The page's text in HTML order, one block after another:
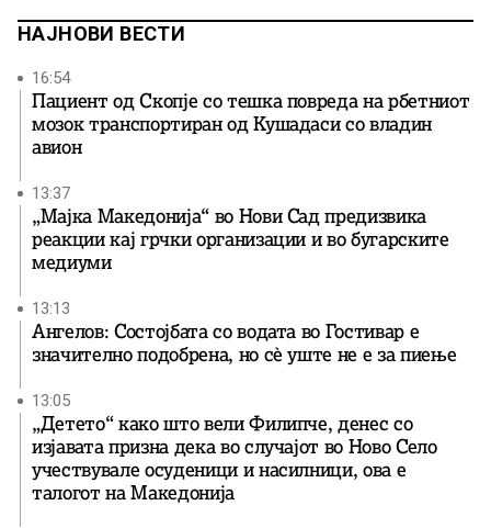
Премиерот […]
НАЈНОВИ ВЕСТИ
16:54
Пациент од Скопје со тешка повреда на рбетниот
мозок транспортиран од Кушадаси со владин
авион
13:37
„Мајка Македонија“ во Нови Сад предизвика
реакции кај грчки организации и во бугарските
медиуми
13:13
Ангелов: Состојбата со водата во Гостивар е
значително подобрена, но сè уште не е за пиење
13:05
„Детето“ како што вели Филипче, денес со
изјавата призна дека во случајот во Ново Село
учествувале осуденици и насилници, ова е
талогот на Македонија